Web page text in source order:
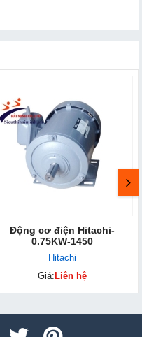
Động cơ điện Hitachi-
0.75KW-1450
Hitachi
Giá: Liên hệ